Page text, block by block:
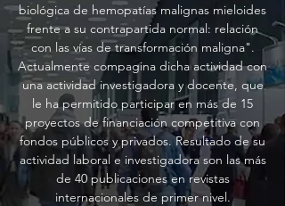
biológica de hemopatías malignas mieloides
frente a su contrapartida normal: relación
con las vías de transformación maligna".
Actualmente compagina dicha actividad con
una actividad investigadora y docente, que
le ha permitido participar en más de 15
proyectos de financiación competitiva con
fondos públicos y privados. Resultado de su
actividad laboral e investigadora son las más
de 40 publicaciones en revistas
internacionales de primer nivel.